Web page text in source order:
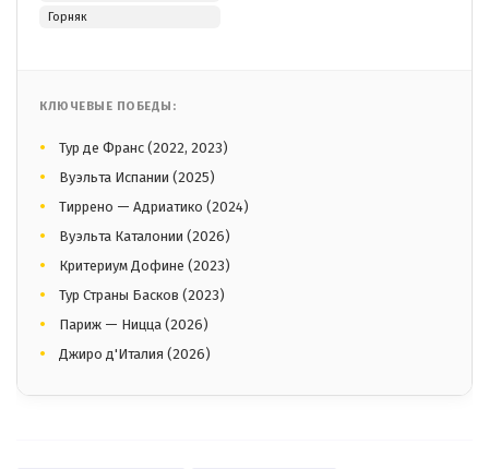
Горняк
КЛЮЧЕВЫЕ ПОБЕДЫ:
Тур де Франс (2022, 2023)
Вуэльта Испании (2025)
Тиррено — Адриатико (2024)
Вуэльта Каталонии (2026)
Критериум Дофине (2023)
Тур Страны Басков (2023)
Париж — Ницца (2026)
Джиро д'Италия (2026)